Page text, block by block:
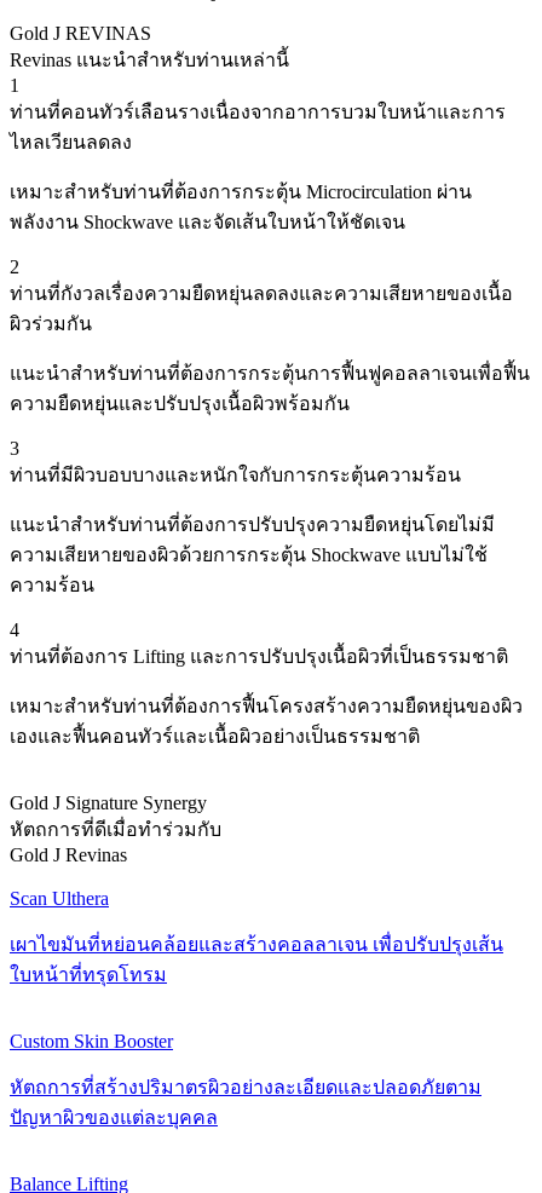
Gold J REVINAS
Revinas แนะนำสำหรับท่านเหล่านี้
1
ท่านที่คอนทัวร์เลือนรางเนื่องจากอาการบวมใบหน้าและการ
ไหลเวียนลดลง
เหมาะสำหรับท่านที่ต้องการกระตุ้น Microcirculation ผ่าน
พลังงาน Shockwave และจัดเส้นใบหน้าให้ชัดเจน
2
ท่านที่กังวลเรื่องความยืดหยุ่นลดลงและความเสียหายของเนื้อ
ผิวร่วมกัน
แนะนำสำหรับท่านที่ต้องการกระตุ้นการฟื้นฟูคอลลาเจนเพื่อฟื้น
ความยืดหยุ่นและปรับปรุงเนื้อผิวพร้อมกัน
3
ท่านที่มีผิวบอบบางและหนักใจกับการกระตุ้นความร้อน
แนะนำสำหรับท่านที่ต้องการปรับปรุงความยืดหยุ่นโดยไม่มี
ความเสียหายของผิวด้วยการกระตุ้น Shockwave แบบไม่ใช้
ความร้อน
4
ท่านที่ต้องการ Lifting และการปรับปรุงเนื้อผิวที่เป็นธรรมชาติ
เหมาะสำหรับท่านที่ต้องการฟื้นโครงสร้างความยืดหยุ่นของผิว
เองและฟื้นคอนทัวร์และเนื้อผิวอย่างเป็นธรรมชาติ
Gold J Signature Synergy
หัตถการที่ดีเมื่อทำร่วมกับ
Gold J Revinas
Scan Ulthera
เผาไขมันที่หย่อนคล้อยและสร้างคอลลาเจน เพื่อปรับปรุงเส้น
ใบหน้าที่ทรุดโทรม
Custom Skin Booster
หัตถการที่สร้างปริมาตรผิวอย่างละเอียดและปลอดภัยตาม
ปัญหาผิวของแต่ละบุคคล
Balance Lifting